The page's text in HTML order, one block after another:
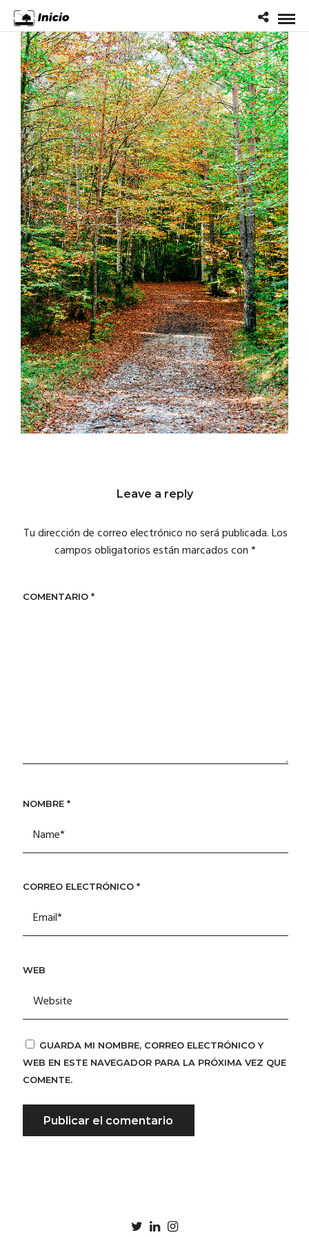
Leave a reply
Tu dirección de correo electrónico no será publicada.Los
campos obligatorios están marcados con*
COMENTARIO *
NOMBRE *
CORREO ELECTRÓNICO *
WEB
GUARDA MI NOMBRE, CORREO ELECTRÓNICO Y
WEB EN ESTE NAVEGADOR PARA LA PRÓXIMA VEZ QUE
COMENTE.